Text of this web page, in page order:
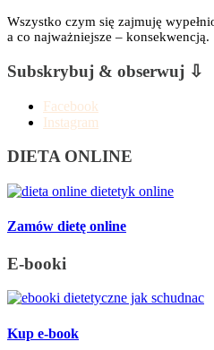
Wszystko czym się zajmuję
a co najważniejsze – konsekwencją.
Subskrybuj & obserwuj ⇩
Facebook
Instagram
DIETA ONLINE
Zamów dietę online
E-booki
Kup e-book